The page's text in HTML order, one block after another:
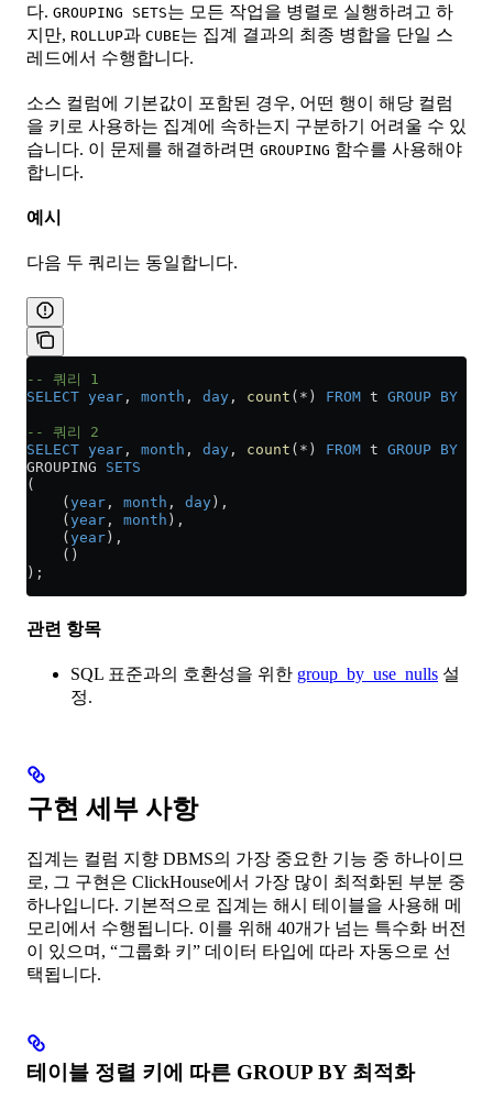
다. GROUPING SETS는 모든 작업을 병렬로 실행하려고 하
지만, ROLLUP과 CUBE는 집계 결과의 최종 병합을 단일 스
레드에서 수행합니다.
소스 컬럼에 기본값이 포함된 경우, 어떤 행이 해당 컬럼
을 키로 사용하는 집계에 속하는지 구분하기 어려울 수 있
습니다. 이 문제를 해결하려면 GROUPING 함수를 사용해야
합니다.
예시
다음 두 쿼리는 동일합니다.
-- 쿼리 1
SELECT year , month , day , count ( * ) FROM t GROUP BY
-- 쿼리 2
SELECT year , month , day , count ( * ) FROM t GROUP BY
GROUPING SETS
(
    (
year , month , day ),
    (
year , month ),
    (
year ),
    ()
);
관련 항목
SQL 표준과의 호환성을 위한 group_by_use_nulls 설
정.
구현 세부 사항
집계는 컬럼 지향 DBMS의 가장 중요한 기능 중 하나이므
로, 그 구현은 ClickHouse에서 가장 많이 최적화된 부분 중
하나입니다. 기본적으로 집계는 해시 테이블을 사용해 메
모리에서 수행됩니다. 이를 위해 40개가 넘는 특수화 버전
이 있으며, “그룹화 키” 데이터 타입에 따라 자동으로 선
택됩니다.
테이블 정렬 키에 따른 GROUP BY 최적화